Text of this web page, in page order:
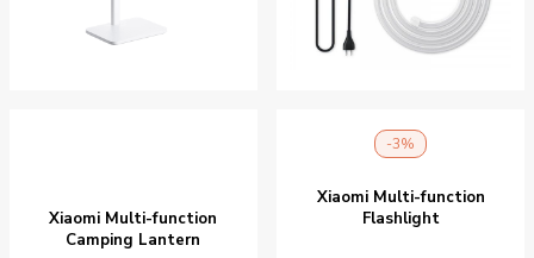
Xiaomi Multi-function
Camping Lantern
-3%
Xiaomi Multi-function
Flashlight